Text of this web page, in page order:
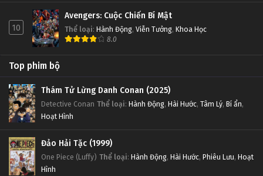
10
Avengers: Cuộc Chiến Bí Mật
Thể loại: Hành Động, Viễn Tưởng, Khoa Học
8.0
Top phim bộ
Thám Tử Lừng Danh Conan (2025)
Detective Conan Thể loại: Hành Động, Hài Hước, Tâm Lý, Bí ẩn,
Hoạt Hình
Đảo Hải Tặc (1999)
One Piece (Luffy) Thể loại: Hành Động, Hài Hước, Phiêu Lưu, Hoạt
Hình